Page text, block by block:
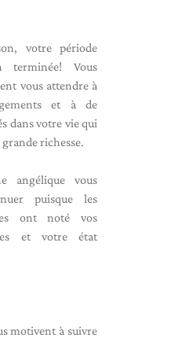
votre période
terminée! Vous
vous attendre à
et à de
dans votre vie qui
richesse.
angélique vous
puisque les
ont noté vos
et votre état
motivent à suivre